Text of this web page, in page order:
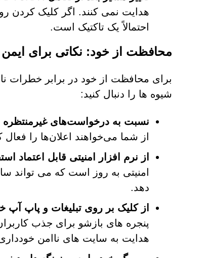
هدایت نمی کنند. اگر کلیک کردن
احتمالاً یک تاکتیک است.
محافظت از خود: نکاتی برای ایمن
شیوه ها را دنبال کنید:
نسبت به درخواست‌های غیرمنتظره
از شما می‌خواهند اعلان‌ها را فعال
از نرم افزار امنیتی قابل اعتماد
امنیتی به روز است که می تواند
دهد.
از کلیک بر روی تبلیغات و پاپ آپ
پنجره های بازشو برای جذب
هدایت به سایت های ناامن